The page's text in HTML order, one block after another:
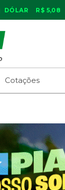
DÓLAR R$ 5,08
Cotações